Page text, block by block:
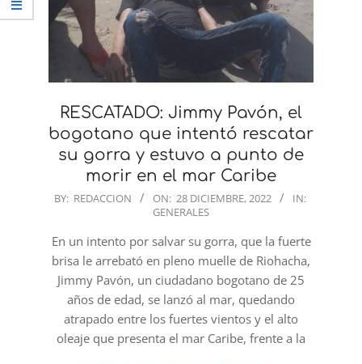
RESCATADO: Jimmy Pavón, el
bogotano que intentó rescatar
su gorra y estuvo a punto de
morir en el mar Caribe
2022-
28
BY: REDACCION ON: 28 DICIEMBRE, 2022
IN:
GENERALES
En un intento por salvar su gorra, que la fuerte
brisa le arrebató en pleno muelle de Riohacha,
Jimmy Pavón, un ciudadano bogotano de 25
años de edad, se lanzó al mar, quedando
atrapado entre los fuertes vientos y el alto
oleaje que presenta el mar Caribe, frente a la